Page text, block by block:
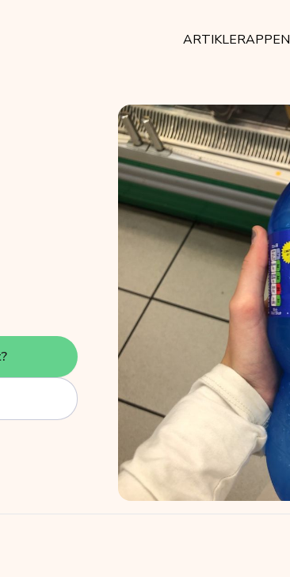
ARTIKLERAPPEN